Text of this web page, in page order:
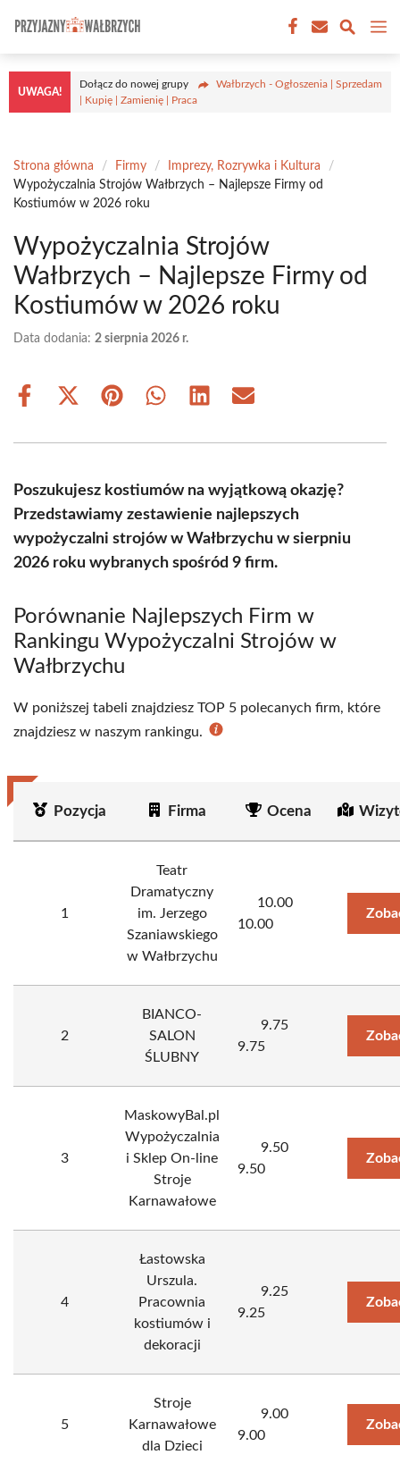
treści
UWAGA!
Dołącz do nowej grupy
Wałbrzych - Ogłoszenia | Sprzedam
| Kupię | Zamienię | Praca
Strona główna / Firmy / Imprezy, Rozrywka i Kultura
/
Wypożyczalnia Strojów Wałbrzych – Najlepsze Firmy od
Kostiumów w 2026 roku
Wypożyczalnia Strojów
Wałbrzych – Najlepsze Firmy od
Kostiumów w 2026 roku
Data dodania: 2 sierpnia 2026 r.
Share
Share
(Twitter)
Share Share Share Share
Poszukujesz kostiumów na wyjątkową okazję?
Przedstawiamy zestawienie najlepszych
wypożyczalni strojów w Wałbrzychu w sierpniu
2026 roku wybranych spośród 9 firm.
Porównanie Najlepszych Firm w
Rankingu Wypożyczalni Strojów w
Wałbrzychu
W poniższej tabeli znajdziesz TOP 5 polecanych firm, które
znajdziesz w naszym rankingu.
Pozycja Firma Ocena
1
Teatr
Dramatyczny
im. Jerzego
Szaniawskiego
w Wałbrzychu
10.00
10.00
2
BIANCO-
SALON
ŚLUBNY
9.75
9.75
3
MaskowyBal.pl
Wypożyczalnia
i Sklep On-line
Stroje
Karnawałowe
9.50
9.50
4
Łastowska
Urszula.
Pracownia
kostiumów i
dekoracji
9.25
9.25
5
Stroje
Karnawałowe
dla Dzieci
9.00
9.00